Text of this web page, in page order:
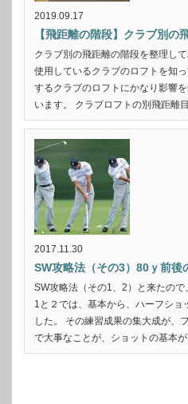
2019.09.17
【飛距離の階段】クラブ別の
クラブ別の飛距離の階段を整理し
使用しているクラブのロフトを知
するクラブのロフトにかなり影響
います。 クラブロフトの別飛距離目
2017.11.30
SW攻略法（その3）80ｙ前後
SW攻略法（その1、2）と来たの
1と２では、基本から、ハーフショ
した。 その練習成果の集大成が、
で大事なことが、ショットの基本が